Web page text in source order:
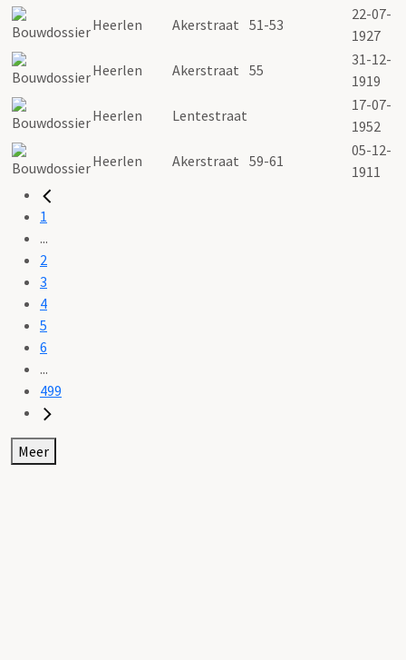
Heerlen
Akerstraat 51-53
22-07-
1927
Heerlen
Akerstraat 55
31-12-
1919
Heerlen
Lentestraat
17-07-
1952
Heerlen
Akerstraat 59-61
05-12-
1911
1
...
2
3
4
5
6
...
499
Meer